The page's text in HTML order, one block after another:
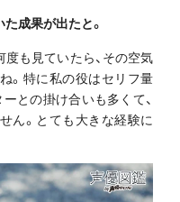
成果が出たと。
も見ていたら、その空気
。特に私の役はセリフ量
との掛け合いも多くて、
ん。とても大きな経験に